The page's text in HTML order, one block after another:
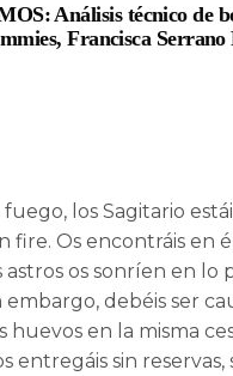
Análisis técnico de
Francisca Serrano
los Sagitario
fire. Os encontráis en
astros os sonríen en lo
embargo, debéis ser
huevos en la misma
entregáis sin reservas,